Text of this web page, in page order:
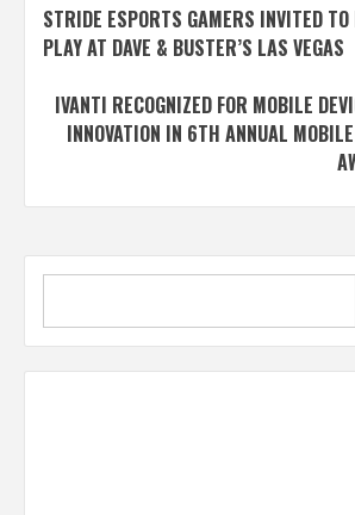
navigation
STRIDE ESPORTS GAMERS INVITED
PLAY AT DAVE & BUSTER’S LAS VEGAS
IVANTI RECOGNIZED FOR MOBILE
INNOVATION IN 6TH ANNUAL